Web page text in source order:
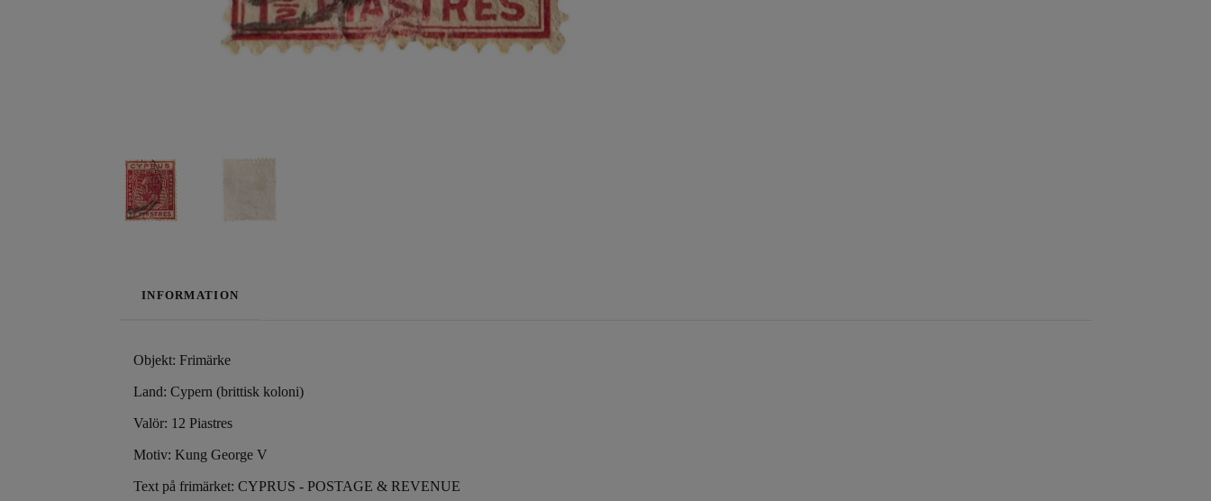
INFORMATION
Objekt: Frimärke
Land: Cypern (brittisk koloni)
Valör: 12 Piastres
Motiv: Kung George V
Text på frimärket: CYPRUS - POSTAGE & REVENUE